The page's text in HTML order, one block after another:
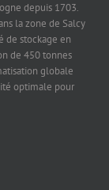
depuis 1703.
la zone de Salcy
de stockage en
de 450 tonnes
globale
optimale pour